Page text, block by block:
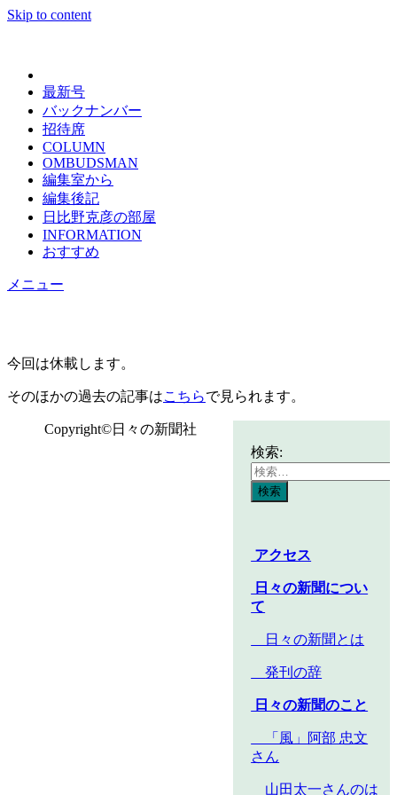
Skip to content
最新号
バックナンバー
招待席
COLUMN
OMBUDSMAN
編集室から
編集後記
日比野克彦の部屋
INFORMATION
おすすめ
メニュー
今回は休載します。
そのほかの過去の記事はこちらで見られます。
検索:
アクセス
日々の新聞につい
て
日々の新聞とは
発刊の辞
日々の新聞のこと
「風」阿部 忠文
さん
山田太一さんのは
Copyright©日々の新聞社